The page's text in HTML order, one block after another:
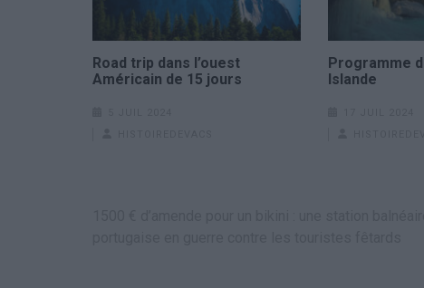
Road trip dans l’ouest
Américain de 15 jours
Programme
Islande